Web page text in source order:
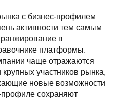
с бизнес-профилем
активности тем самым
в
платформы.
чаще отражаются
участников рынка,
новые возможности
профиле сохраняют